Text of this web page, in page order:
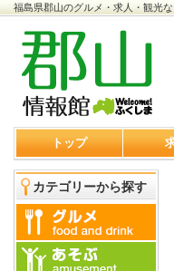
福島県郡山のグルメ・求人・観光
トップ
カテゴリーから探す